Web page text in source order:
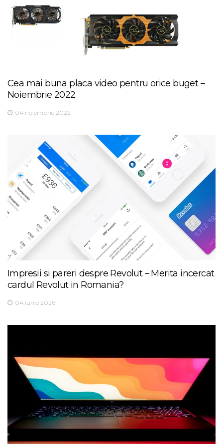
Cea mai buna placa video pentru orice buget –
Noiembrie 2022
04 noiembrie 2022
Impresii si pareri despre Revolut – Merita incercat
cardul Revolut in Romania?
04 iunie 2026